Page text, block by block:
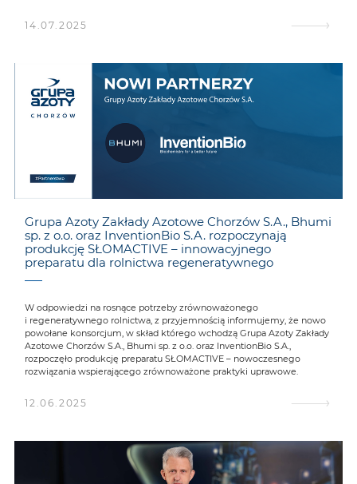
14.07.2025
Grupa Azoty Zakłady Azotowe Chorzów S.A., Bhumi
sp. z o.o. oraz InventionBio S.A. rozpoczynają
produkcję SŁOMACTIVE – innowacyjnego
preparatu dla rolnictwa regeneratywnego
W odpowiedzi na rosnące potrzeby zrównoważonego
i regeneratywnego rolnictwa, z przyjemnością informujemy, że nowo
powołane konsorcjum, w skład którego wchodzą Grupa Azoty Zakłady
Azotowe Chorzów S.A., Bhumi sp. z o.o. oraz InventionBio S.A.,
rozpoczęło produkcję preparatu SŁOMACTIVE – nowoczesnego
rozwiązania wspierającego zrównoważone praktyki uprawowe.
12.06.2025